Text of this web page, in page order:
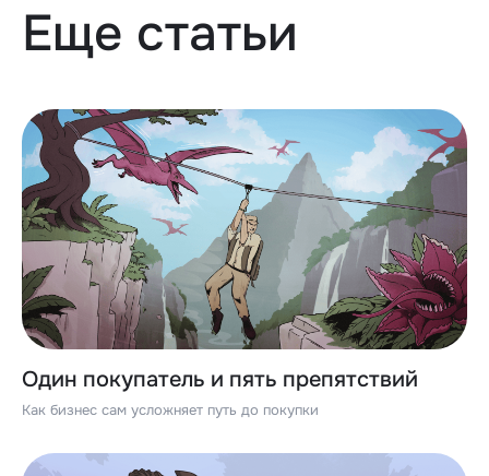
Еще статьи
Один покупатель и пять препятствий
Как бизнес сам усложняет путь до покупки